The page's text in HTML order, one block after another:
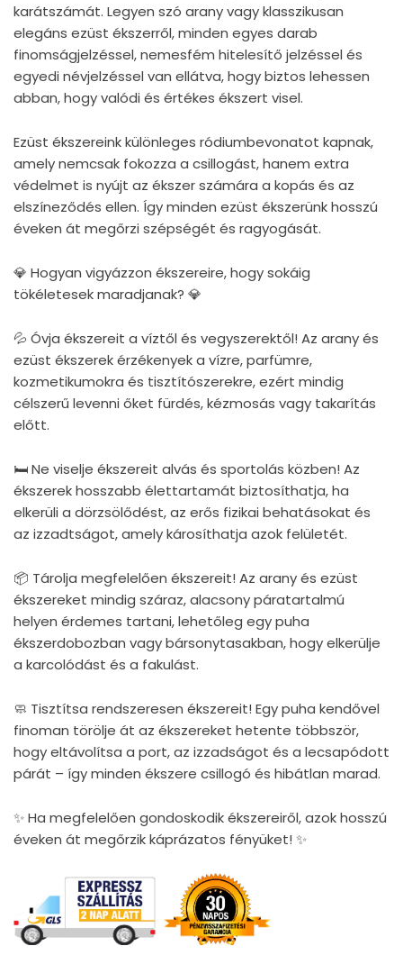
karátszámát. Legyen szó arany vagy klasszikusan
elegáns ezüst ékszerről, minden egyes darab
finomságjelzéssel, nemesfém hitelesítő jelzéssel és
egyedi névjelzéssel van ellátva, hogy biztos lehessen
abban, hogy valódi és értékes ékszert visel.
Ezüst ékszereink különleges ródiumbevonatot kapnak,
amely nemcsak fokozza a csillogást, hanem extra
védelmet is nyújt az ékszer számára a kopás és az
elszíneződés ellen. Így minden ezüst ékszerünk hosszú
éveken át megőrzi szépségét és ragyogását.
💎 Hogyan vigyázzon ékszereire, hogy sokáig
tökéletesek maradjanak? 💎
💦 Óvja ékszereit a víztől és vegyszerektől! Az arany és
ezüst ékszerek érzékenyek a vízre, parfümre,
kozmetikumokra és tisztítószerekre, ezért mindig
célszerű levenni őket fürdés, kézmosás vagy takarítás
előtt.
🛏 Ne viselje ékszereit alvás és sportolás közben! Az
ékszerek hosszabb élettartamát biztosíthatja, ha
elkerüli a dörzsölődést, az erős fizikai behatásokat és
az izzadtságot, amely károsíthatja azok felületét.
📦 Tárolja megfelelően ékszereit! Az arany és ezüst
ékszereket mindig száraz, alacsony páratartalmú
helyen érdemes tartani, lehetőleg egy puha
ékszerdobozban vagy bársonytasakban, hogy elkerülje
a karcolódást és a fakulást.
🧼 Tisztítsa rendszeresen ékszereit! Egy puha kendővel
finoman törölje át az ékszereket hetente többször,
hogy eltávolítsa a port, az izzadságot és a lecsapódott
párát – így minden ékszere csillogó és hibátlan marad.
✨ Ha megfelelően gondoskodik ékszereiről, azok hosszú
éveken át megőrzik káprázatos fényüket! ✨